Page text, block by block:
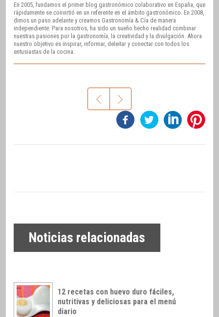
En 2005, fundamos el primer blog gastronómico colaborativo en España, que
rápidamente se convirtió en un referente en el ámbito gastronómico. En 2008,
dimos un paso adelante y creamos Gastronomía & Cía de manera
independiente. Para nosotros, ha sido un sueño hecho realidad combinar
nuestras pasiones por la gastronomía, la creatividad y la divulgación. Ahora
nuestro objetivo es inspirar, informar, deleitar y conectar con todos los
entusiastas de la cocina.
Noticias relacionadas
12 recetas con huevo duro fáciles,
nutritivas y deliciosas para el menú
diario